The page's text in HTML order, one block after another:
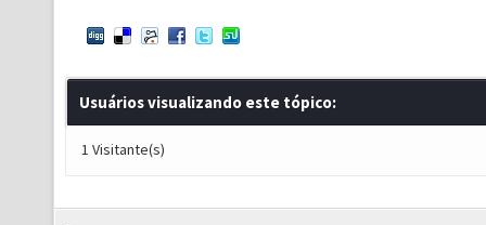
Usuários visualizando este tópico:
1 Visitante(s)